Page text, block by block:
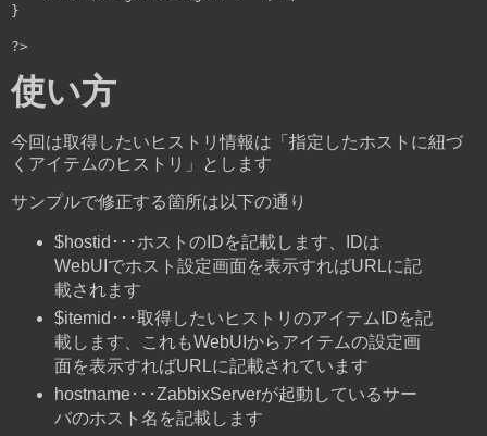
}
?>
使い方
今回は取得したいヒストリ情報は「指定したホストに紐づ
くアイテムのヒストリ」とします
サンプルで修正する箇所は以下の通り
$hostid･･･ホストのIDを記載します、IDは
WebUIでホスト設定画面を表示すればURLに記
載されます
$itemid･･･取得したいヒストリのアイテムIDを記
載します、これもWebUIからアイテムの設定画
面を表示すればURLに記載されています
hostname･･･ZabbixServerが起動しているサー
バのホスト名を記載します